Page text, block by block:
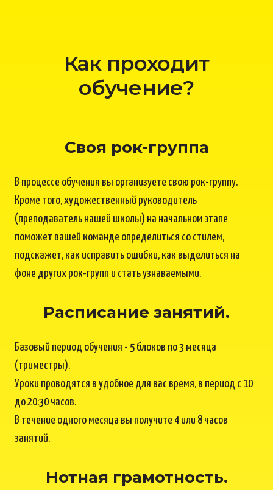
Как проходит
обучение?
Своя рок-группа
В процессе обучения вы организуете свою рок-группу.
Кроме того, художественный руководитель
(преподаватель нашей школы) на начальном этапе
поможет вашей команде определиться со стилем,
подскажет, как исправить ошибки, как выделиться на
фоне других рок-групп и стать узнаваемыми.
Расписание занятий.
Базовый период обучения - 5 блоков по 3 месяца
(триместры).
Уроки проводятся в удобное для вас время, в период с 10
до 20:30 часов.
В течение одного месяца вы получите 4 или 8 часов
занятий.
Нотная грамотность.